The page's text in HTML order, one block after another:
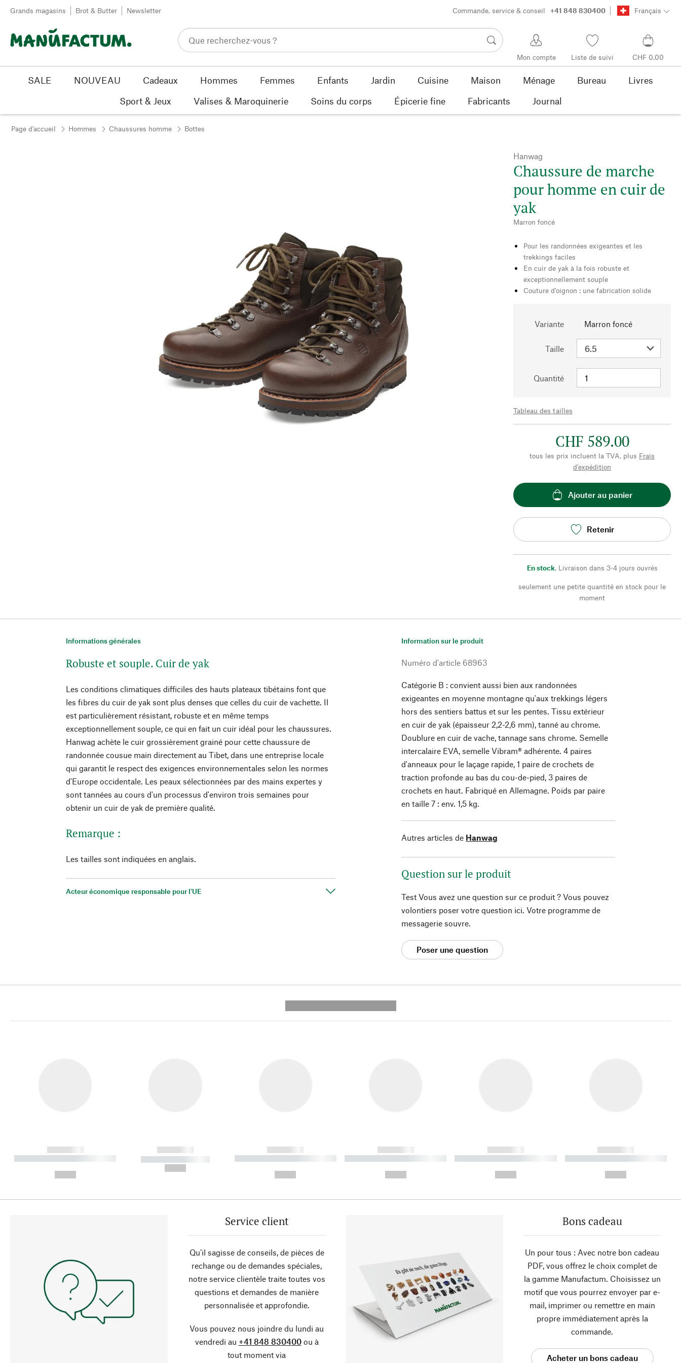
Passer au contenu
Grands magasins Brot & Butter Newsletter Commande, service & conseil +41 848 830400 Français
Mon compte Liste de suivi CHF 0.00
SALE NOUVEAU Cadeaux Hommes Femmes Enfants Jardin Cuisine Maison Ménage Bureau
Livres
Sport & Jeux
Valises & Maroquinerie Soins du corps Épicerie fine Fabricants Journal
Page d'accueil Hommes Chaussures homme Bottes
Hanwag
Chaussure de marche
pour homme en cuir de
yak
Marron foncé
Pour les randonnées exigeantes et les
trekkings faciles
En cuir de yak à la fois robuste et
exceptionnellement souple
Couture d'oignon : une fabrication solide
Variante Marron foncé
Taille
Quantité
Tableau des tailles
CHF 589.00
tous les prix incluent la TVA, plus Frais
d'expédition
Ajouter au panier
Retenir
En stock, Livraison dans 3-4 jours ouvrés
seulement une petite quantité en stock pour le
moment
Informations générales
Robuste et souple. Cuir de yak
Les conditions climatiques difficiles des hauts plateaux tibétains font que
les fibres du cuir de yak sont plus denses que celles du cuir de vachette. Il
est particulièrement résistant, robuste et en même temps
exceptionnellement souple, ce qui en fait un cuir idéal pour les chaussures.
Hanwag achète le cuir grossièrement grainé pour cette chaussure de
randonnée cousue main directement au Tibet, dans une entreprise locale
qui garantit le respect des exigences environnementales selon les normes
d'Europe occidentale. Les peaux sélectionnées par des mains expertes y
sont tannées au cours d'un processus d'environ trois semaines pour
obtenir un cuir de yak de première qualité.
Remarque :
Les tailles sont indiquées en anglais.
Acteur économique responsable pour l'UE
Information sur le produit
Numéro d'article 68963
Catégorie B : convient aussi bien aux randonnées
exigeantes en moyenne montagne qu'aux trekkings légers
hors des sentiers battus et sur les pentes. Tissu extérieur
en cuir de yak (épaisseur 2,2-2,6 mm), tanné au chrome.
Doublure en cuir de vache, tannage sans chrome. Semelle
intercalaire EVA, semelle Vibram® adhérente. 4 paires
d'anneaux pour le laçage rapide, 1 paire de crochets de
traction profonde au bas du cou-de-pied, 3 paires de
crochets en haut. Fabriqué en Allemagne. Poids par paire
en taille 7 : env. 1,5 kg.
Autres articles de Hanwag
Question sur le produit
Test Vous avez une question sur ce produit ? Vous pouvez
volontiers poser votre question ici. Votre programme de
messagerie souvre.
Poser une question
------------
----------- ----------- ----------
------------
----------- -----------
------------
----------- ----------- ----------
------------
----------- ----------- ----------
------------
----------- ----------- ----------
------------
----------- ----------- ----------
Service client
Qu’il sagisse de conseils, de pièces de
rechange ou de demandes spéciales,
notre service clientèle traite toutes vos
questions et demandes de manière
personnalisée et approfondie.
Vous pouvez nous joindre du lundi au
vendredi au +41 848 830400ou à
tout moment via
Bons cadeau
Un pour tous : Avec notre bon cadeau
PDF, vous offrez le choix complet de
la gamme Manufactum. Choisissez un
motif que vous pourrez envoyer par e-
mail, imprimer ou remettre en main
propre immédiatement après la
commande.
Acheter un bons cadeau